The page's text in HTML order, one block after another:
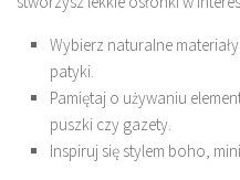
Wybierz naturalne
patyki.
Pamiętaj o używaniu
puszki czy gazety.
Inspiruj się stylem boho,